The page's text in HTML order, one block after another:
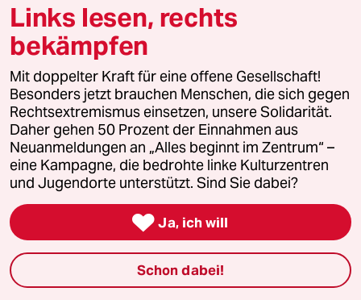
bundestalk
fernverbindung
klima update°
Mauerecho
reingehen
Links lesen, rechts
bekämpfen
Mit doppelter Kraft für eine offene Gesellschaft!
Besonders jetzt brauchen Menschen, die sich gegen
Rechtsextremismus einsetzen, unsere Solidarität.
Daher gehen 50 Prozent der Einnahmen aus
Neuanmeldungen an „Alles beginnt im Zentrum“ –
eine Kampagne, die bedrohte linke Kulturzentren
und Jugendorte unterstützt. Sind Sie dabei?
 Ja, ich will
Schon dabei!